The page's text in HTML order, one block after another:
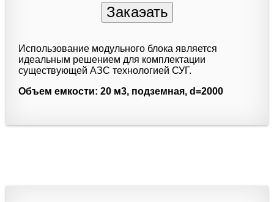
Использование модульного блока является
идеальным решением для комплектации
существующей АЗС технологией СУГ.
Объем емкости: 20 м3, подземная, d=2000